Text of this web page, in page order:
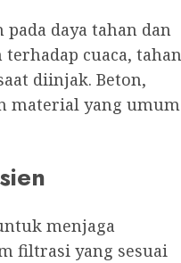
daya tahan dan
cuaca, tahan
diinjak. Beton,
material yang umum
menjaga
filtrasi yang sesuai